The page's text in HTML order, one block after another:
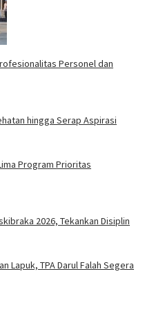
Personel dan
hingga Serap Aspirasi
Program Prioritas
2026, Tekankan Disiplin
Lapuk, TPA Darul Falah Segera